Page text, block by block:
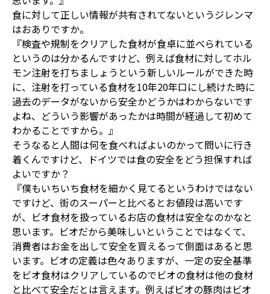
食に対して正しい情報が共有されてないというジレンマ
はおありですか。
『検査や規制をクリアした食材が食卓に並べられている
というのは分かるんですけど、例えば食材に対してホル
モン注射を打ちましょうという新しいルールができた時
に、注射を打っている食材を10年20年口にし続けた時に
過去のデータがないから安全かどうかはわからないです
よね、どういう影響があったかは時間が経過して初めて
わかることですから。』
そうなると人間は何を食べればよいのかって問いに行き
着くんですけど、ドイツでは食の安全をどう担保すれば
よいですか？
『僕もいちいち食材を細かく見てるというわけではない
ですけど、街のスーパーと比べるとお値段は高いです
が、ビオ食材を扱っているお店の食材は安全なのかなと
思います。ビオだから美味しいということではなくて、
消費者はお金を出して安全を買えるって側面はあると思
います。ビオの定義は色々ありますが、一定の安全基準
をビオ食材はクリアしているのでビオの食材は他の食材
と比べて安全だとは言えます。例えばビオの豚肉はビオ